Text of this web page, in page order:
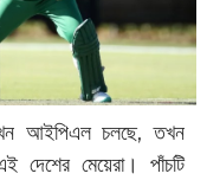
আইপিএল চলছে, তখন
দেশের মেয়েরা। পাঁচটি